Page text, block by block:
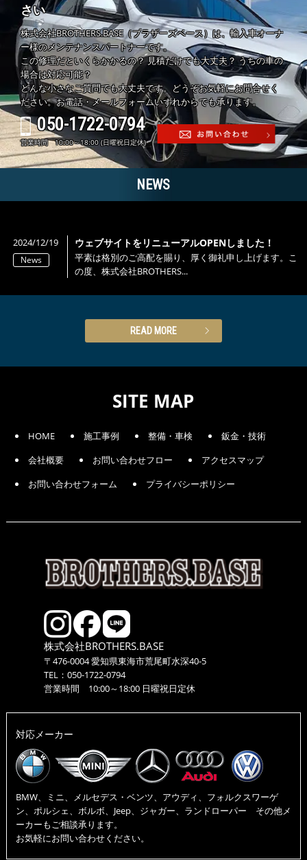
さい
株式会社BROTHERS.BASE（ブラザーズベース）は、輸入車オーナ
ー様のメンテナンスパートナーです。
この修理だといくらかかるの？ 見積だけでも大丈夫？ うちの車の
場合は対応可能？
どんな小さなご質問でも大丈夫です。どうぞお気軽にお問合せく
ださい。お電話・メールフォームいずれからでも承ります。
050-1722-0794
営業時間 10:00～18:00 (日曜祝日定休)
NEWS
2024/12/19
News
ウェブサイトをリニューアルOPENしました！
平素は格別のご高配を賜り、厚く御礼申し上げます。こ
の度、株式会社BROTHERS...
READ MORE
SITE MAP
HOME 施工事例 整備・車検
鈑金・技術
会社概要
お問い合わせフロー
アクセスマップ
お問い合わせフォーム
プライバシーポリシー
株式会社BROTHERS.BASE
〒476-0004 愛知県東海市荒尾町水深40-5
TEL：050-1722-0794
営業時間 10:00～18:00 日曜祝日定休
対応メーカー
BMW、ミニ、メルセデス・ベンツ、アウディ、フォルクスワーゲ
ン、ポルシェ、ボルボ、Jeep、ジャガー、ランドローパー その他メ
ーカーもご相談承ります。
お気軽にお問い合わせください。